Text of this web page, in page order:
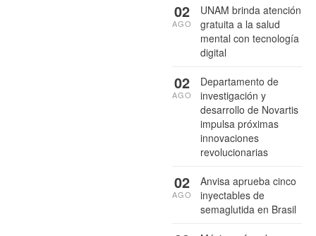
UNAM brinda atención
gratuita a la salud
mental con tecnología
digital
02
AGO
Departamento de
investigación y
desarrollo de Novartis
impulsa próximas
innovaciones
revolucionarias
02
AGO
Anvisa aprueba cinco
inyectables de
semaglutida en Brasil
02
AGO